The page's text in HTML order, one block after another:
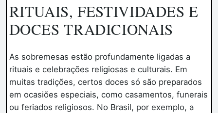
RITUAIS, FESTIVIDADES E
DOCES TRADICIONAIS
As sobremesas estão profundamente ligadas a
rituais e celebrações religiosas e culturais. Em
muitas tradições, certos doces só são preparados
em ocasiões especiais, como casamentos, funerais
ou feriados religiosos. No Brasil, por exemplo, a